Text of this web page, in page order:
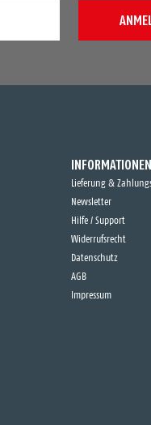
INFORMATIONEN
Lieferung &
Newsletter
Hilfe / Support
Widerrufsrecht
Datenschutz
AGB
Impressum